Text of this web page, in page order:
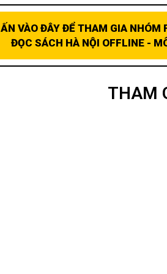
ẤN VÀO ĐÂY ĐỂ THAM GIA NHÓM
ĐỌC SÁCH HÀ NỘI OFFLINE -
THAM